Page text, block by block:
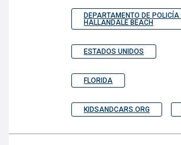
DEPARTAMENTO DE POLICÍA
HALLANDALE BEACH
ESTADOS UNIDOS
FLORIDA
KIDSANDCARS.ORG